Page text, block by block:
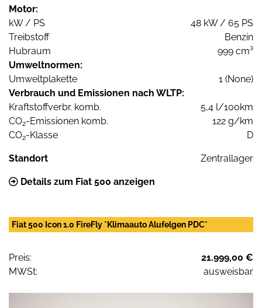
Motor:
kW / PS
48 kW / 65 PS
Treibstoff
Benzin
Hubraum
999 cm³
Umweltnormen:
Umweltplakette
1 (None)
Verbrauch und Emissionen nach WLTP:
Kraftstoffverbr. komb.
5,4 l/100km
CO2-Emissionen komb.
122 g/km
CO2-Klasse D
Standort Zentrallager
Details zum Fiat 500 anzeigen
Fiat 500 Icon 1.0 FireFly *Klimaauto Alufelgen PDC*
Preis:
21.999,00 €
MWSt:
ausweisbar